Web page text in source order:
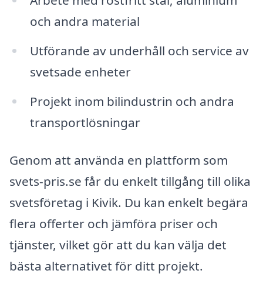
och andra material
Utförande av underhåll och service av
svetsade enheter
Projekt inom bilindustrin och andra
transportlösningar
Genom att använda en plattform som
svets-pris.se får du enkelt tillgång till olika
svetsföretag i Kivik. Du kan enkelt begära
flera offerter och jämföra priser och
tjänster, vilket gör att du kan välja det
bästa alternativet för ditt projekt.